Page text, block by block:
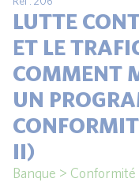
LUTTE
ET LE
COMMENT
UN
II)
Banque > Conformité